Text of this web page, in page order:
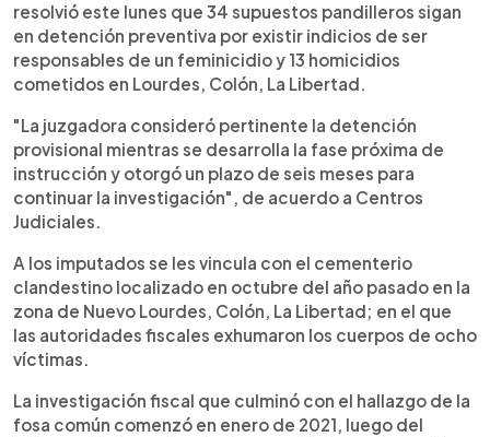
resolvió este lunes que 34 supuestos pandilleros sigan
en detención preventiva por existir indicios de ser
responsables de un feminicidio y 13 homicidios
cometidos en Lourdes, Colón, La Libertad.
"La juzgadora consideró pertinente la detención
provisional mientras se desarrolla la fase próxima de
instrucción y otorgó un plazo de seis meses para
continuar la investigación", de acuerdo a Centros
Judiciales.
A los imputados se les vincula con el cementerio
clandestino localizado en octubre del año pasado en la
zona de Nuevo Lourdes, Colón, La Libertad; en el que
las autoridades fiscales exhumaron los cuerpos de ocho
víctimas.
La investigación fiscal que culminó con el hallazgo de la
fosa común comenzó en enero de 2021, luego del